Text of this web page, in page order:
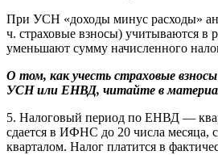
При УСН «доходы минус расходы»
ч. страховые взносы) учитываются в
уменьшают сумму начисленного
О том, как учесть страховые
УСН или ЕНВД, читайте в
5. Налоговый период по ЕНВД —
сдается в ИФНС до 20 числа месяца,
кварталом. Налог платится в